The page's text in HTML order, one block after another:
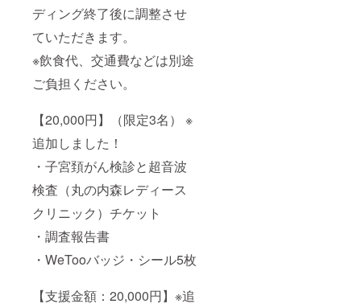
ディング終了後に調整させ
ていただきます。
※飲食代、交通費などは別途
ご負担ください。
【20,000円】（限定3名） ※
追加しました！
・子宮頚がん検診と超音波
検査（丸の内森レディース
クリニック）チケット
・調査報告書
・WeTooバッジ・シール5枚
【支援金額：20,000円】※追